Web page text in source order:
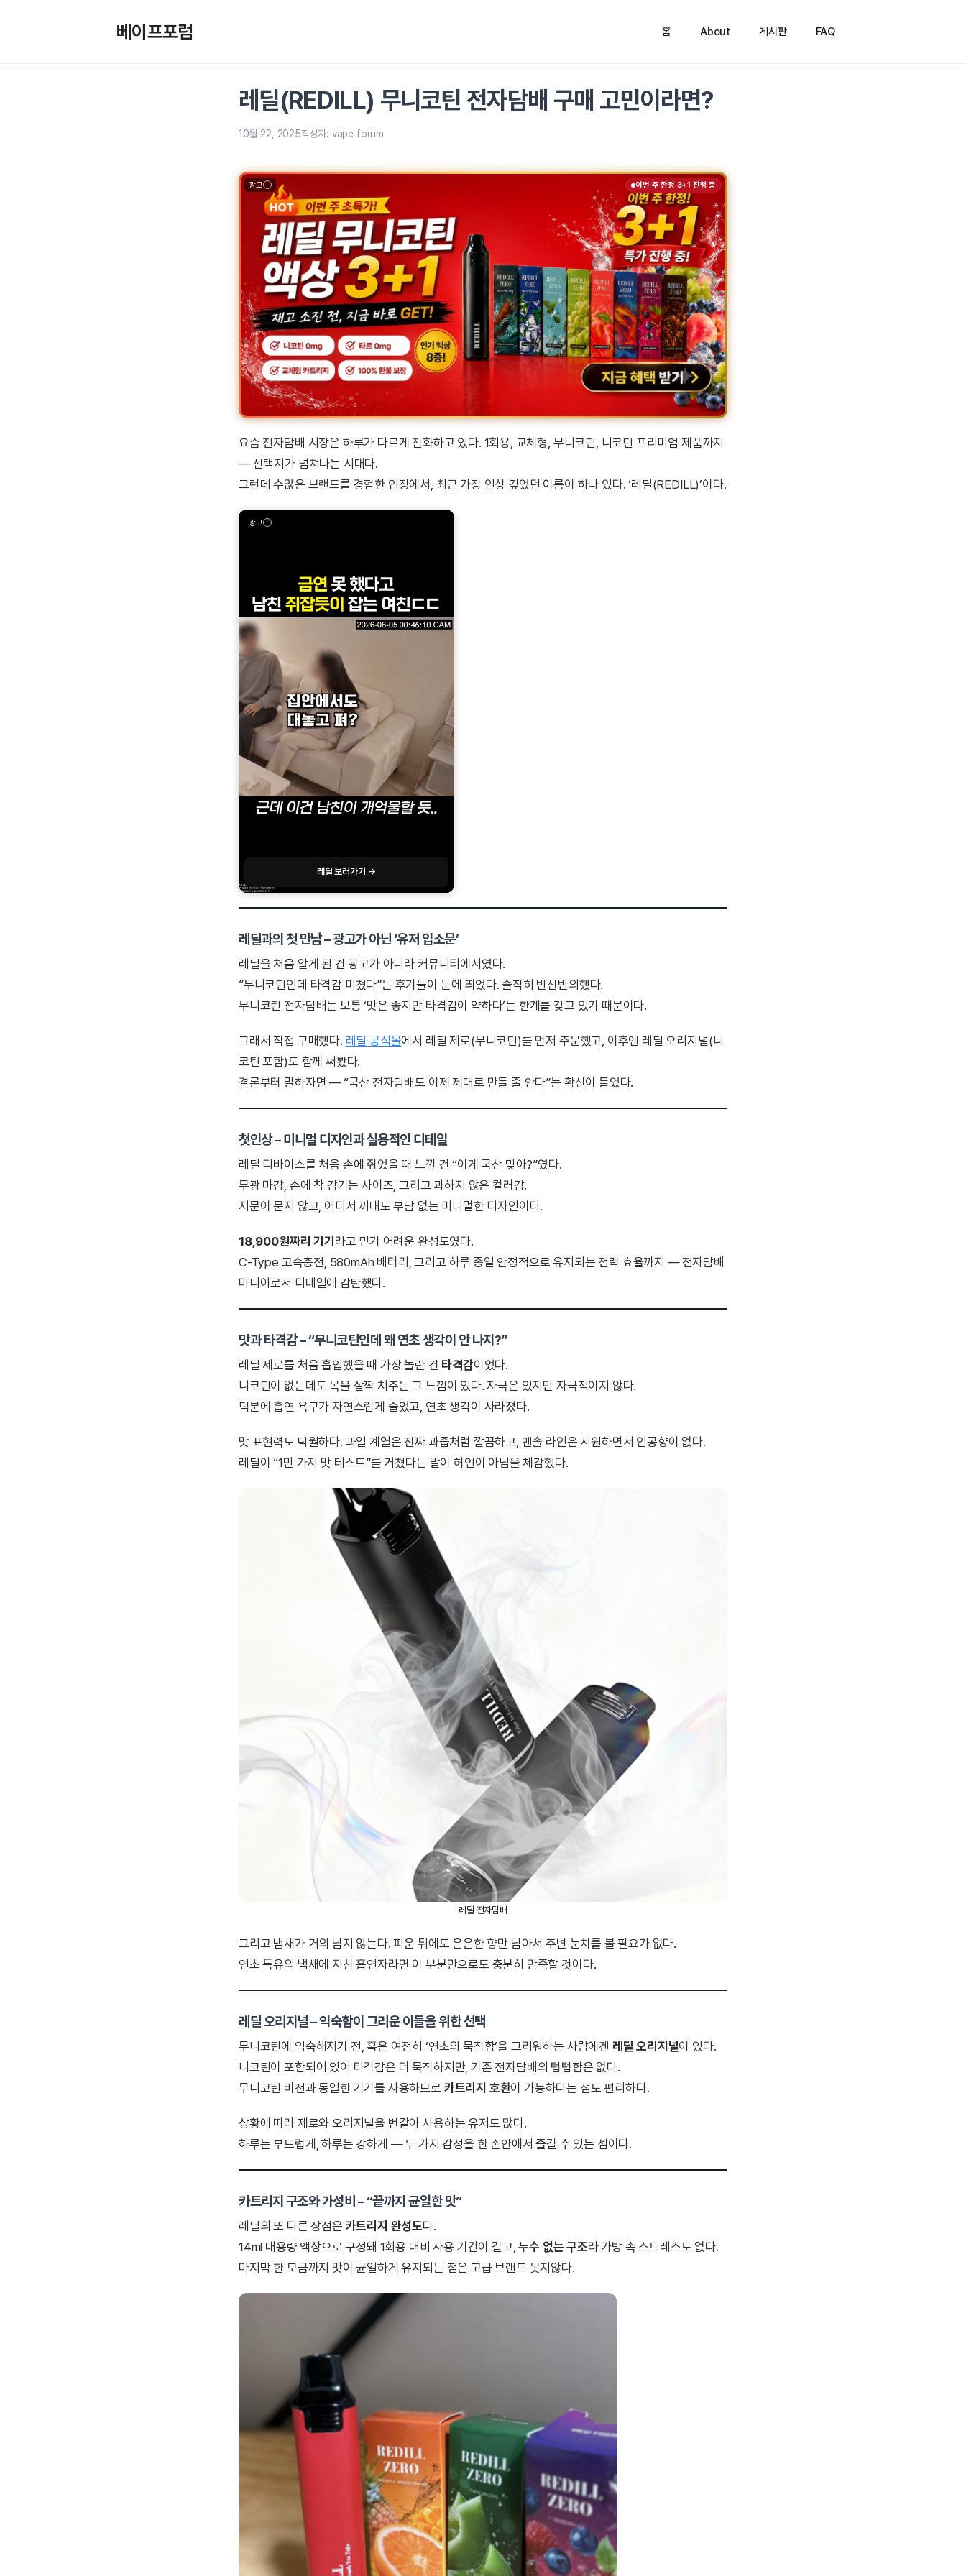
베이프포럼 홈 About 게시판 FAQ
레딜(REDILL) 무니코틴 전자담배 구매 고민이라면?
10월 22, 2025작성자: vape forum
광고 이번 주 한정 3+1 진행 중
요즘 전자담배 시장은 하루가 다르게 진화하고 있다. 1회용, 교체형, 무니코틴, 니코틴 프리미엄 제품까지
— 선택지가 넘쳐나는 시대다.
그런데 수많은 브랜드를 경험한 입장에서, 최근 가장 인상 깊었던 이름이 하나 있다. ‘레딜(REDILL)’이다.
광고
레딜 보러가기 →
레딜과의 첫 만남 – 광고가 아닌 ‘유저 입소문’
레딜을 처음 알게 된 건 광고가 아니라 커뮤니티에서였다.
“무니코틴인데 타격감 미쳤다”는 후기들이 눈에 띄었다. 솔직히 반신반의했다.
무니코틴 전자담배는 보통 ‘맛은 좋지만 타격감이 약하다’는 한계를 갖고 있기 때문이다.
그래서 직접 구매했다. 레딜 공식몰에서 레딜 제로(무니코틴)를 먼저 주문했고, 이후엔 레딜 오리지널(니
코틴 포함)도 함께 써봤다.
결론부터 말하자면 — “국산 전자담배도 이제 제대로 만들 줄 안다”는 확신이 들었다.
첫인상 – 미니멀 디자인과 실용적인 디테일
레딜 디바이스를 처음 손에 쥐었을 때 느낀 건 “이게 국산 맞아?”였다.
무광 마감, 손에 착 감기는 사이즈, 그리고 과하지 않은 컬러감.
지문이 묻지 않고, 어디서 꺼내도 부담 없는 미니멀한 디자인이다.
18,900원짜리 기기 라고 믿기 어려운 완성도였다.
C-Type 고속충전, 580mAh 배터리, 그리고 하루 종일 안정적으로 유지되는 전력 효율까지 — 전자담배
마니아로서 디테일에 감탄했다.
맛과 타격감 – “무니코틴인데 왜 연초 생각이 안 나지?”
레딜 제로를 처음 흡입했을 때 가장 놀란 건 타격감이었다.
니코틴이 없는데도 목을 살짝 쳐주는 그 느낌이 있다. 자극은 있지만 자극적이지 않다.
덕분에 흡연 욕구가 자연스럽게 줄었고, 연초 생각이 사라졌다.
맛 표현력도 탁월하다. 과일 계열은 진짜 과즙처럼 깔끔하고, 멘솔 라인은 시원하면서 인공향이 없다.
레딜이 “1만 가지 맛 테스트”를 거쳤다는 말이 허언이 아님을 체감했다.
레딜 전자담배
그리고 냄새가 거의 남지 않는다. 피운 뒤에도 은은한 향만 남아서 주변 눈치를 볼 필요가 없다.
연초 특유의 냄새에 지친 흡연자라면 이 부분만으로도 충분히 만족할 것이다.
레딜 오리지널 – 익숙함이 그리운 이들을 위한 선택
무니코틴에 익숙해지기 전, 혹은 여전히 ‘연초의 묵직함’을 그리워하는 사람에겐 레딜 오리지널이 있다.
니코틴이 포함되어 있어 타격감은 더 묵직하지만, 기존 전자담배의 텁텁함은 없다.
무니코틴 버전과 동일한 기기를 사용하므로 카트리지 호환이 가능하다는 점도 편리하다.
상황에 따라 제로와 오리지널을 번갈아 사용하는 유저도 많다.
하루는 부드럽게, 하루는 강하게 — 두 가지 감성을 한 손안에서 즐길 수 있는 셈이다.
카트리지 구조와 가성비 – “끝까지 균일한 맛”
레딜의 또 다른 장점은 카트리지 완성도다.
14ml 대용량 액상으로 구성돼 1회용 대비 사용 기간이 길고,누수 없는 구조라 가방 속 스트레스도 없다.
마지막 한 모금까지 맛이 균일하게 유지되는 점은 고급 브랜드 못지않다.